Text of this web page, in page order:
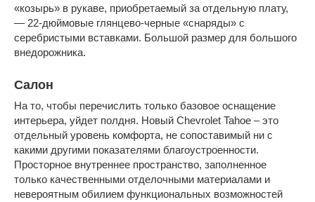
«козырь» в рукаве, приобретаемый за отдельную плату,
— 22-дюймовые глянцево-черные «снаряды» с
серебристыми вставками. Большой размер для большого
внедорожника.
Салон
На то, чтобы перечислить только базовое оснащение
интерьера, уйдет полдня. Новый Chevrolet Tahoe – это
отдельный уровень комфорта, не сопоставимый ни с
какими другими показателями благоустроенности.
Просторное внутреннее пространство, заполненное
только качественными отделочными материалами и
невероятным обилием функциональных возможностей